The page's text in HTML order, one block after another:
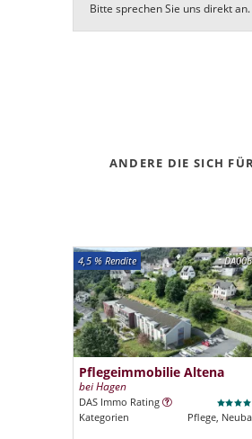
Bitte sprechen Sie uns direkt an.
ANDERE DIE SICH
4,5 % Rendite
Pflegeimmobilie Altena
bei Hagen
DAS Immo Rating
Kategorien
Pflege,